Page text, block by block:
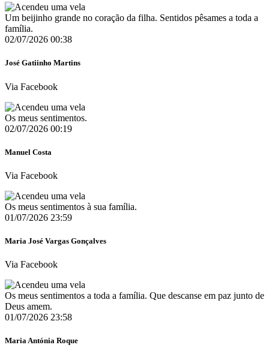
Um beijinho grande no coração da filha. Sentidos pêsames a toda a
família.
02/07/2026 00:38
José Gatiinho Martins
Via Facebook
Os meus sentimentos.
02/07/2026 00:19
Manuel Costa
Via Facebook
Os meus sentimentos à sua família.
01/07/2026 23:59
Maria José Vargas Gonçalves
Via Facebook
Os meus sentimentos a toda a família. Que descanse em paz junto de
Deus amem.
01/07/2026 23:58
Maria Antónia Roque